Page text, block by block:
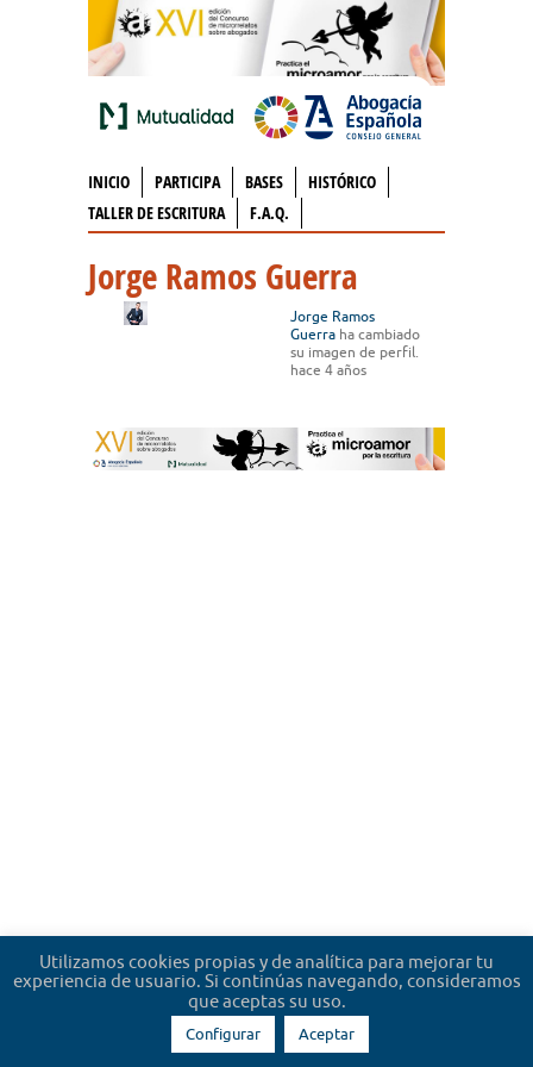
INICIO PARTICIPA BASES
HISTÓRICO
TALLER DE ESCRITURA
F.A.Q.
Jorge Ramos Guerra
Jorge Ramos
Guerra ha cambiado
su imagen de perfil.
hace 4 años
Utilizamos cookies propias y de analítica para mejorar tu
experiencia de usuario. Si continúas navegando, consideramos
que aceptas su uso.
Configurar Aceptar